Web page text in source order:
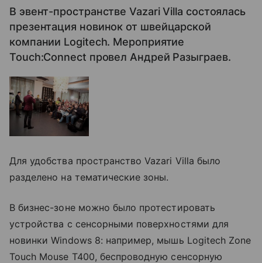
В эвент-пространстве Vazari Villa состоялась
презентация новинок от швейцарской
компании Logitech. Мероприятие
Touch:Connect провел Андрей Разыграев.
Для удобства пространство Vazari Villa было
разделено на тематические зоны.
В бизнес-зоне можно было протестировать
устройства с сенсорными поверхностями для
новинки Windows 8: например, мышь Logitech Zone
Touch Mouse T400, беспроводную сенсорную